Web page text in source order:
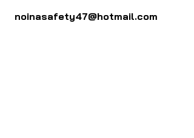
noinasafety47@hotmail.com